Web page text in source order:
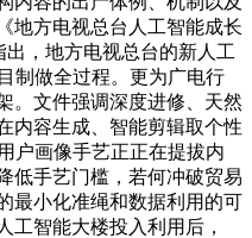
地方电视总台人工智能成长
出，地方电视总台的新人工
制做全过程。更为广电行
。文件强调深度进修、天然
内容生成、智能剪辑取个性
户画像手艺正正在提拔内
低手艺门槛，若何冲破贸易
最小化准绳和数据利用的可
工智能大楼投入利用后，